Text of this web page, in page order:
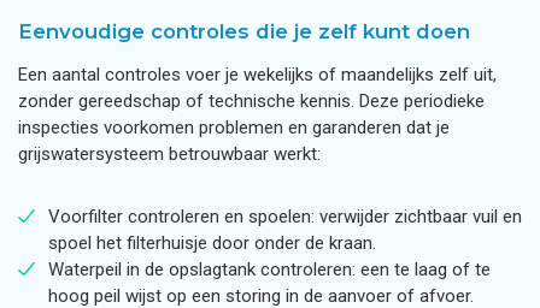
Eenvoudige controles die je zelf kunt doen
Een aantal controles voer je wekelijks of maandelijks zelf uit,
zonder gereedschap of technische kennis. Deze periodieke
inspecties voorkomen problemen en garanderen dat je
grijswatersysteem betrouwbaar werkt:
Voorfilter controleren en spoelen: verwijder zichtbaar vuil en
spoel het filterhuisje door onder de kraan.
Waterpeil in de opslagtank controleren: een te laag of te
hoog peil wijst op een storing in de aanvoer of afvoer.